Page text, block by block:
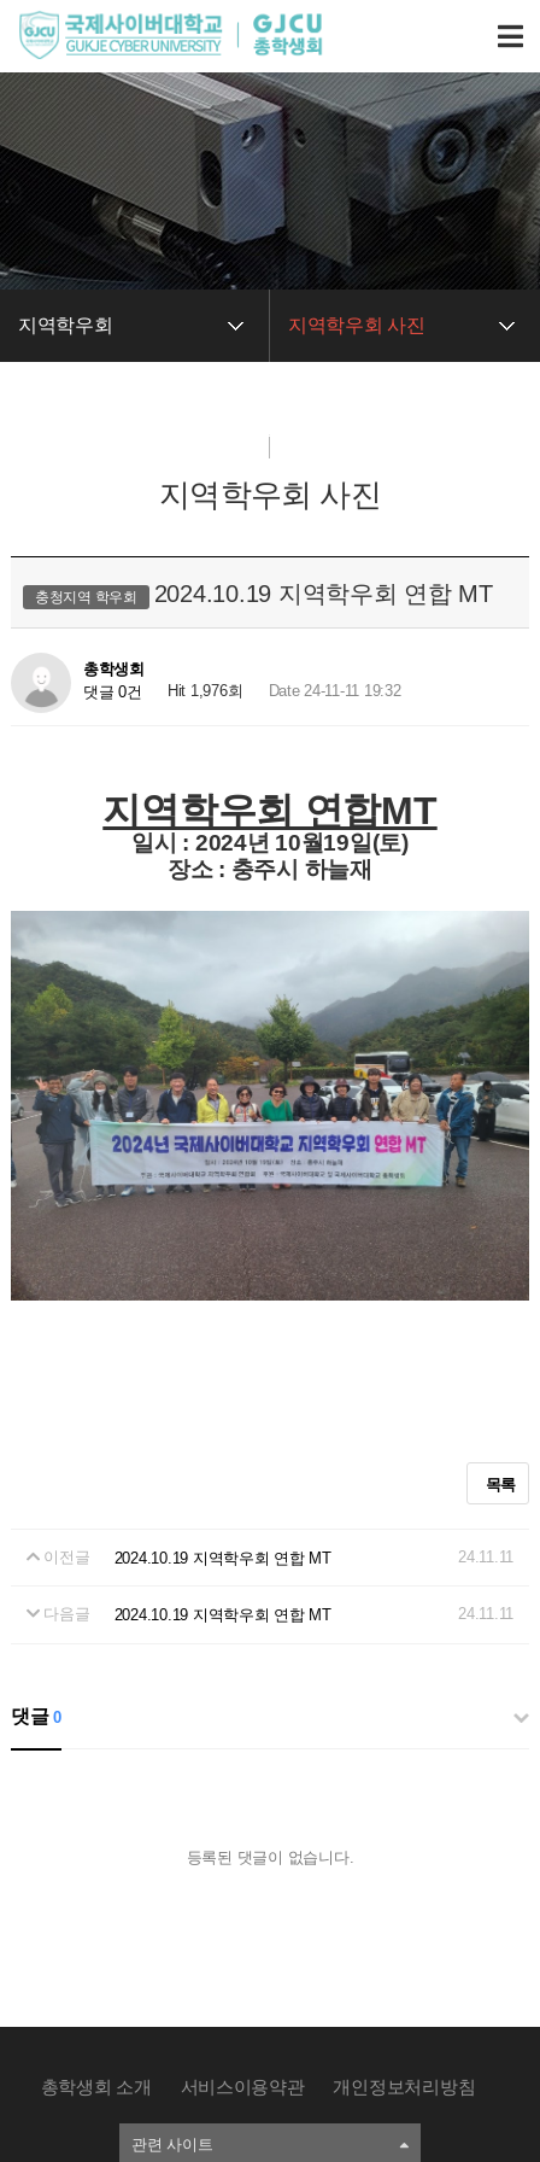
지역학우회 지역학우회 사진
지역학우회
지역학우회 사진
충청지역 학우회 2024.10.19 지역학우회 연합 MT
총학생회
댓글 0건
Hit 1,976회 Date 24-11-11 19:32
지역학우회 연합MT
일시 : 2024년 10월19일(토)
장소 : 충주시 하늘재
목록
이전글 2024.10.19 지역학우회 연합 MT 24.11.11
다음글 2024.10.19 지역학우회 연합 MT 24.11.11
댓글0
등록된 댓글이 없습니다.
총학생회 소개 서비스이용약관 개인정보처리방침
관련 사이트